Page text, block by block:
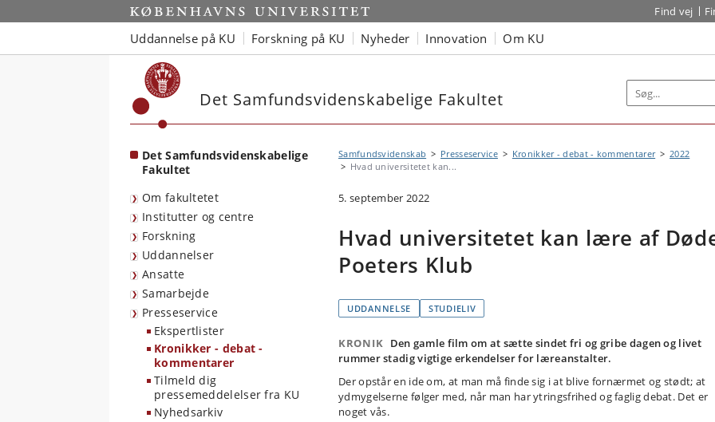
Start Find vej
Uddannelse på KU Forskning på KU Nyheder Innovation Om KU
Det Samfundsvidenskabelige Fakultet
Det Samfundsvidenskabelige
Fakultet
Om fakultetet
Institutter og centre
Forskning
Uddannelser
Ansatte
Samarbejde
Presseservice
Ekspertlister
Kronikker - debat -
kommentarer
Tilmeld dig
pressemeddelelser fra KU
Nyhedsarkiv
Samfundsvidenskab Presseservice Kronikker - debat - kommentarer
2022
Hvad universitetet kan...
5. september 2022
Hvad universitetet kan lære af
Poeters Klub
UDDANNELSE STUDIELIV
KRONIK Den gamle film om at sætte sindet fri og gribe dagen og livet
rummer stadig vigtige erkendelser for læreanstalter.
Der opstår en ide om, at man må finde sig i at blive fornærmet og stødt; at
ydmygelserne følger med, når man har ytringsfrihed og faglig debat. Det er
noget vås.